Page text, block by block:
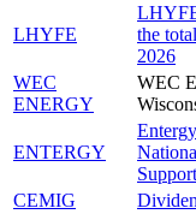
LHYFE
the
2026
WEC
ENERGY
WEC
ENTERGY
CEMIG